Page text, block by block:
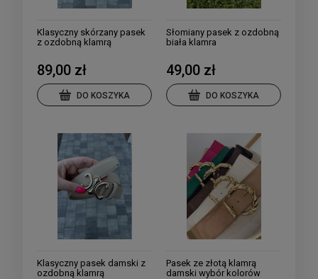
Klasyczny skórzany pasek
z ozdobną klamrą
89,00 zł
DO KOSZYKA
Słomiany pasek z ozdobną
biała klamra
49,00 zł
DO KOSZYKA
Klasyczny pasek damski z
ozdobną klamrą
Pasek ze złotą klamrą
damski wybór kolorów